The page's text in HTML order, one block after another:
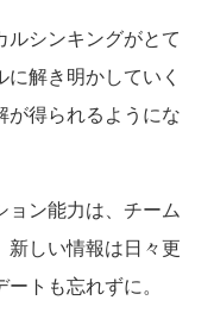
シンキングがとて
解き明かしていく
が得られるようにな
ン能力は、チーム
新しい情報は日々更
トも忘れずに。